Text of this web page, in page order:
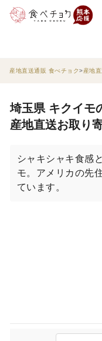
産地直送通販 食べチョク 産地
埼玉県 キクイモ
産地直送お取り
シャキシャキ食感
モ。アメリカの先
ています。